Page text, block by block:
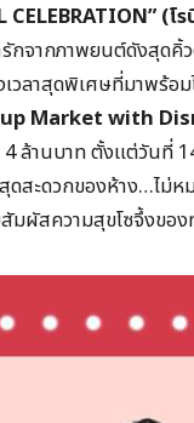
(โ
กจากภาพยนต์ดังสุดคิ้
เวลาสุดพิเศษที่มาพร้
Market with
4 ล้านบาท ตั้งแต่วันที่
ดสะดวกของห้าง…ไ
มผัสความสุขโซจึ้งขอ